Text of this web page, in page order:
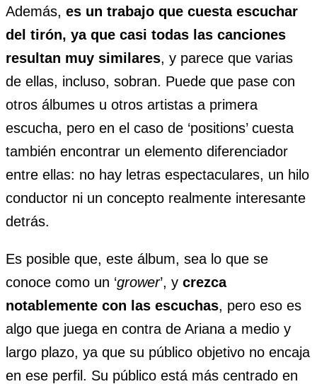
Además, es un trabajo que cuesta escuchar
del tirón, ya que casi todas las canciones
resultan muy similares, y parece que varias
de ellas, incluso, sobran. Puede que pase con
otros álbumes u otros artistas a primera
escucha, pero en el caso de ‘positions’ cuesta
también encontrar un elemento diferenciador
entre ellas: no hay letras espectaculares, un hilo
conductor ni un concepto realmente interesante
detrás.
Es posible que, este álbum, sea lo que se
conoce como un ‘grower’, y crezca
notablemente con las escuchas, pero eso es
algo que juega en contra de Ariana a medio y
largo plazo, ya que su público objetivo no encaja
en ese perfil. Su público está más centrado en